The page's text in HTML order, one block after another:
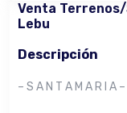
Venta
Lebu
Descripción
– S A N T A M A R I